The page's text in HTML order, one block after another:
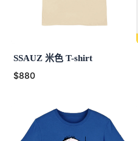
SSAUZ 米色 T-shirt
$880